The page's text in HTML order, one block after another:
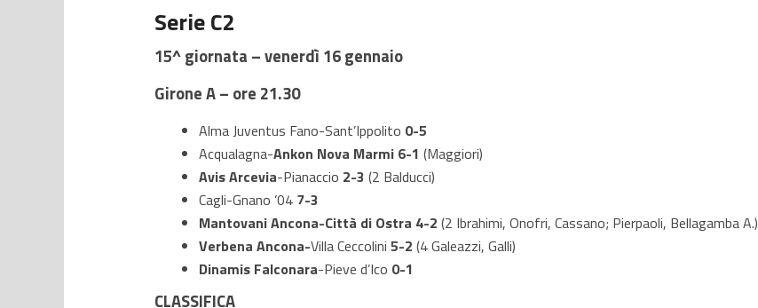
Serie C2
15^ giornata – venerdì 16 gennaio
Girone A – ore 21.30
Alma Juventus Fano-Sant’Ippolito 0-5
Acqualagna-Ankon Nova Marmi 6-1 (Maggiori)
Avis Arcevia-Pianaccio 2-3 (2 Balducci)
Cagli-Gnano ’04 7-3
Mantovani Ancona-Città di Ostra 4-2 (2 Ibrahimi, Onofri, Cassano; Pierpaoli, Bellagamba A.)
Verbena Ancona-Villa Ceccolini 5-2 (4 Galeazzi, Galli)
Dinamis Falconara-Pieve d’Ico 0-1
CLASSIFICA